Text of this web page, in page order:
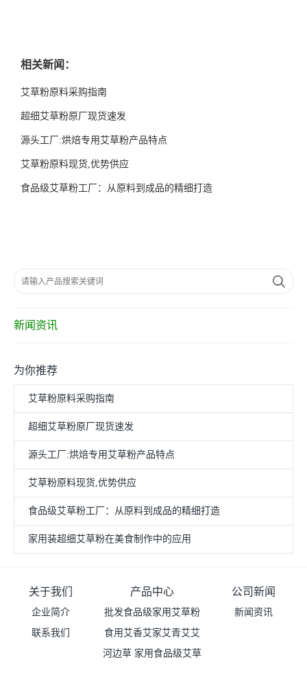
相关新闻：
艾草粉原料采购指南
超细艾草粉原厂现货速发
源头工厂:烘焙专用艾草粉产品特点
艾草粉原料现货,优势供应
食品级艾草粉工厂：从原料到成品的精细打造
新闻资讯
为你推荐
艾草粉原料采购指南
超细艾草粉原厂现货速发
源头工厂:烘焙专用艾草粉产品特点
艾草粉原料现货,优势供应
食品级艾草粉工厂：从原料到成品的精细打造
家用装超细艾草粉在美食制作中的应用
关于我们
企业简介
联系我们
产品中心
批发食品级家用艾草粉
（超细粉）价格
食用艾香艾家艾青艾艾
青艾草粉
河边草 家用食品级艾草
公司新闻
新闻资讯